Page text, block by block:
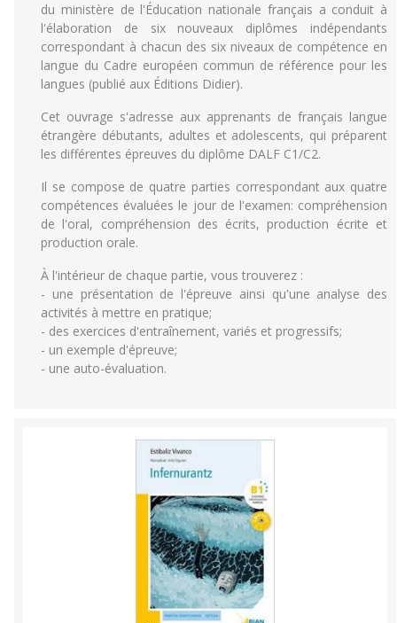
du ministère de l'Éducation nationale français a conduit à
l'élaboration de six nouveaux diplômes indépendants
correspondant à chacun des six niveaux de compétence en
langue du Cadre européen commun de référence pour les
langues (publié aux Éditions Didier).
Cet ouvrage s'adresse aux apprenants de français langue
étrangère débutants, adultes et adolescents, qui préparent
les différentes épreuves du diplôme DALF C1/C2.
Il se compose de quatre parties correspondant aux quatre
compétences évaluées le jour de l'examen: compréhension
de l'oral, compréhension des écrits, production écrite et
production orale.
À l'intérieur de chaque partie, vous trouverez :
- une présentation de l'épreuve ainsi qu'une analyse des
activités à mettre en pratique;
- des exercices d'entraînement, variés et progressifs;
- un exemple d'épreuve;
- une auto-évaluation.